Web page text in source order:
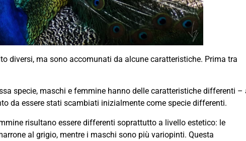
diversi, ma sono accomunati da alcune caratteristiche. Prima tra
specie, maschi e femmine hanno delle caratteristiche differenti –
da essere stati scambiati inizialmente come specie differenti.
risultano essere differenti soprattutto a livello estetico: le
al grigio, mentre i maschi sono più variopinti. Questa